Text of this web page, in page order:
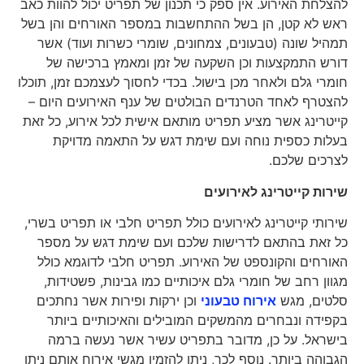
להצלחת האירוע. אין ספק כי תכנון של תפריט יכול להוות כאב
ראש לא קטן, הן בשל ההתחשבות במספר האורחים והן בשל
תמהיל שונה (טבעונים, צמחונים, שומרי כשרות ועוד) אשר
דורש התמקצעות וכן השקעה של זמן ומאמץ ברכישה של
חומרי גלם ולאחר מכן בישול. בכדי לחסוך לעצמכם זמן, תוכלו
להצטרף לאחד הטרנדים הבולטים של ענף האירועים היום –
קייטרינג אשר מציע תפריט מותאם אישית לכל אירוע, כל זאת
בעלות כספית נוחה ועם שימת דגש על התאמה מדויקת
לצרכים שלכם.
שירות קייטרינג לאירועים
שירותי קייטרינג לאירועים כולל תפריט חלבי או תפריט בשרי,
כל זאת בהתאם לדרישות שלכם ועם שימת דגש על מספר
האורחים והקונספט של האירוע. תפריט חלבי לדוגמא כולל
מגוון רחב של חומרי גלם איכותיים כמו גבינות, פשטידות,
סלטים, מגשאירוח טבעוניוכן ירקות ופירות אשר נחתכים
בקפידה ונבחרים מהמשקים המובילים והאיכותיים ביותר
בישראל. על כן, מדובר בתפריט עשיר אשר נעשה ברמה
הגבוהה ביותר. נוסף לכך, ניתן להזמין מגשי אירוח אותם ניתן